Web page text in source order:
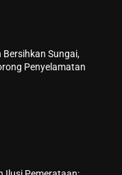
Sungai,
Penyelamatan